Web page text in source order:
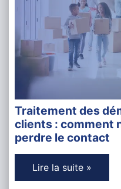
Traitement des
clients : comment
perdre le contact
Lire la suite »